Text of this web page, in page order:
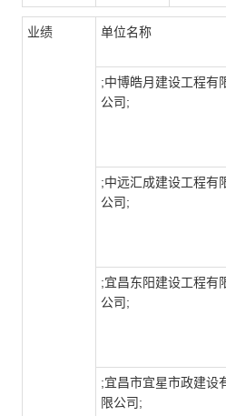
业绩 单位名称
;中博皓月建设工程有
公司;
;中远汇成建设工程有
公司;
;宜昌东阳建设工程有
公司;
;宜昌市宜星市政建设
限公司;